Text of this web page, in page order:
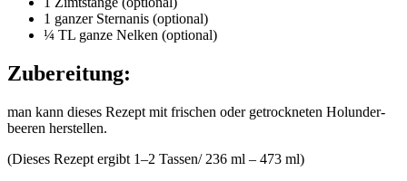
1 gan­zer Stern­anis (optio­nal)
¼ TL gan­ze Nel­ken (optio­nal)
Zubereitung:
man kann die­ses Rezept mit fri­schen oder getrock­ne­ten Holun­der­
bee­ren herstellen.
(Die­ses Rezept ergibt 1–2 Tassen/ 236 ml – 473 ml)